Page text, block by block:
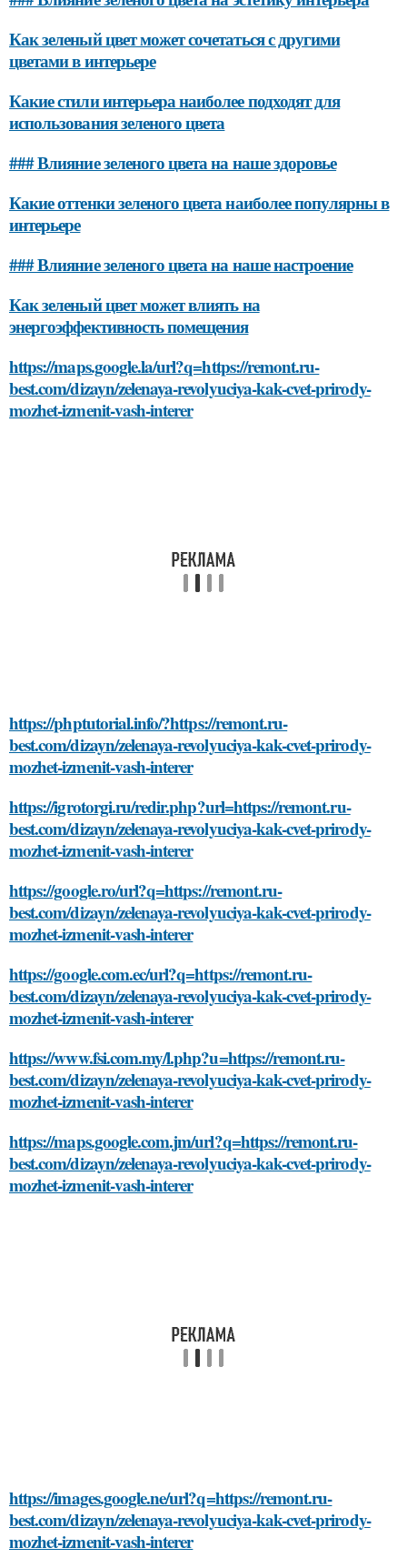
Как зеленый цвет может сочетаться с другими
цветами в интерьере
Какие стили интерьера наиболее подходят для
использования зеленого цвета
### Влияние зеленого цвета на наше здоровье
Какие оттенки зеленого цвета наиболее популярны в
интерьере
### Влияние зеленого цвета на наше настроение
Как зеленый цвет может влиять на
энергоэффективность помещения
https://maps.google.la/url?q=https://remont.ru-
best.com/dizayn/zelenaya-revolyuciya-kak-cvet-prirody-
mozhet-izmenit-vash-interer
https://phptutorial.info/?https://remont.ru-
best.com/dizayn/zelenaya-revolyuciya-kak-cvet-prirody-
mozhet-izmenit-vash-interer
https://igrotorgi.ru/redir.php?url=https://remont.ru-
best.com/dizayn/zelenaya-revolyuciya-kak-cvet-prirody-
mozhet-izmenit-vash-interer
https://google.ro/url?q=https://remont.ru-
best.com/dizayn/zelenaya-revolyuciya-kak-cvet-prirody-
mozhet-izmenit-vash-interer
https://google.com.ec/url?q=https://remont.ru-
best.com/dizayn/zelenaya-revolyuciya-kak-cvet-prirody-
mozhet-izmenit-vash-interer
https://www.fsi.com.my/l.php?u=https://remont.ru-
best.com/dizayn/zelenaya-revolyuciya-kak-cvet-prirody-
mozhet-izmenit-vash-interer
https://maps.google.com.jm/url?q=https://remont.ru-
best.com/dizayn/zelenaya-revolyuciya-kak-cvet-prirody-
mozhet-izmenit-vash-interer
https://images.google.ne/url?q=https://remont.ru-
best.com/dizayn/zelenaya-revolyuciya-kak-cvet-prirody-
mozhet-izmenit-vash-interer